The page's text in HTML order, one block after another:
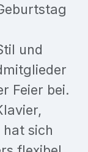
und
Feier bei.
sich